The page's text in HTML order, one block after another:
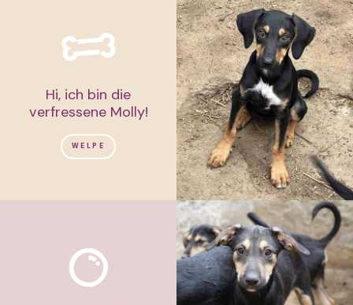
Hi, ich bin die
verfressene Molly!
WELPE